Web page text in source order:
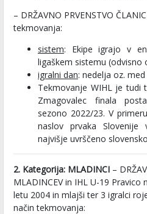
– DRŽAVNO PRVENSTVO
tekmovanja:
sistem: Ekipe igrajo v
ligaškem sistemu (odvisno
igralni dan: nedelja oz.
Tekmovanje WIHL je tudi
Zmagovalec finala
sezono 2022/23. V
naslov prvaka Slovenije
najvišje uvrščeno
2. Kategorija: MLADINCI –
MLADINCEV in IHL U-19
letu 2004 in mlajši ter 3 igralci
način tekmovanja: